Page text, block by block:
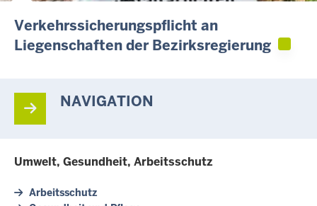
Verkehrssicherungspflicht an
Liegenschaften der Bezirksregierung
NAVIGATION
Umwelt, Gesundheit, Arbeitsschutz
Arbeitsschutz